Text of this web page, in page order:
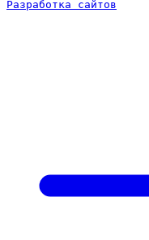
Разработка сайтов